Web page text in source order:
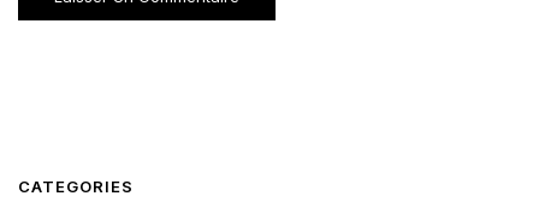
CATEGORIES